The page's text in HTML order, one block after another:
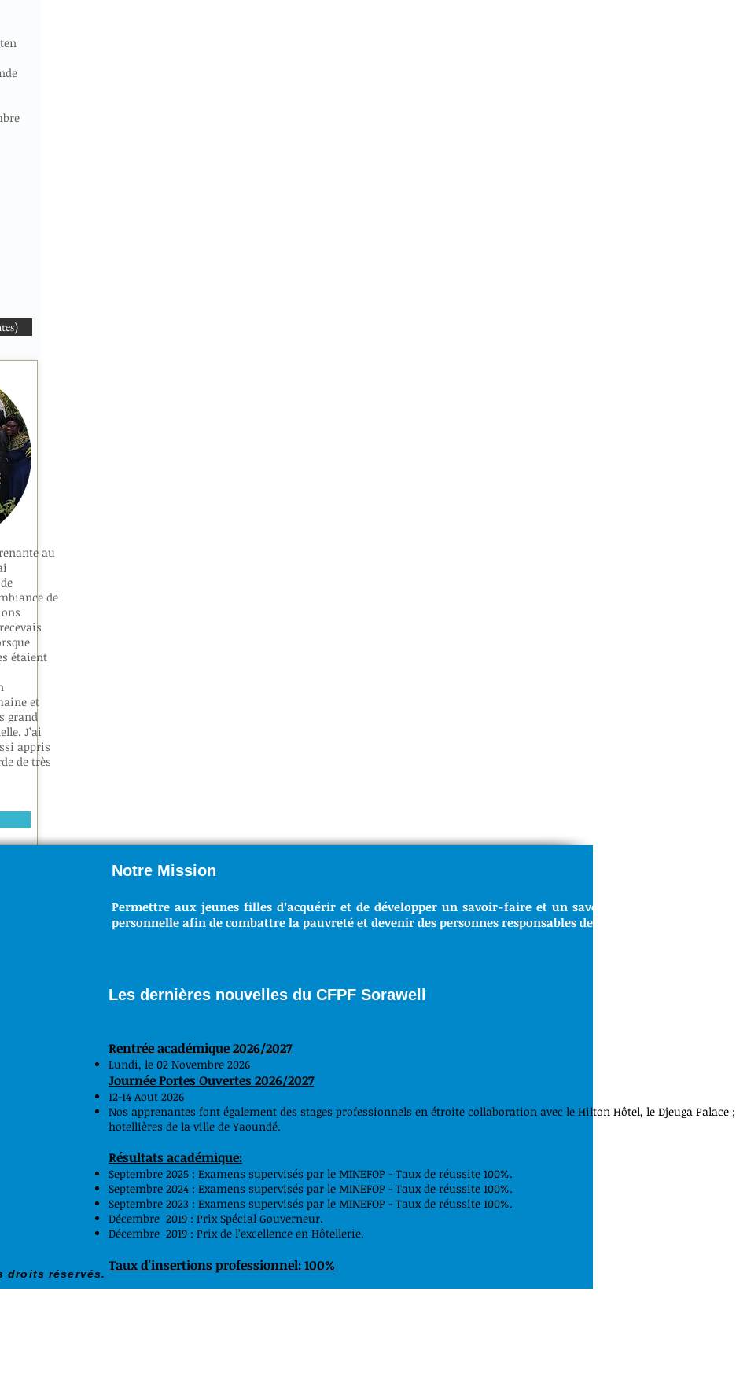
au
de
étaient
et
grand
J’ai
appris
de très
Notre Mission
Permettre aux jeunes filles d’acquérir et de développer un savoir-faire et un savoir-être indispensable
personnelle afin de combattre la pauvreté et devenir des personnes responsables de notre société.
Les dernières nouvelles du CFPF Sorawell
Rentrée académique 2026/2027
Lundi, le 02 Novembre 2026
Journée Portes Ouvertes 2026/2027
12-14 Aout 2026
Nos apprenantes font également des stages professionnels en étroite collaboration avec le Hilton Hôtel, le Djeuga
hotellières de la ville de Yaoundé.
Résultats académique:
Septembre 2025 : Examens supervisés par le MINEFOP - Taux de réussite 100%.
Septembre 2024 : Examens supervisés par le MINEFOP - Taux de réussite 100%.
Septembre 2023 : Examens supervisés par le MINEFOP - Taux de réussite 100%.
Décembre 2019 : Prix Spécial Gouverneur.
Décembre 2019 : Prix de l’excellence en Hôtellerie.
Taux d'insertions professionnel: 100%
droits réservés.